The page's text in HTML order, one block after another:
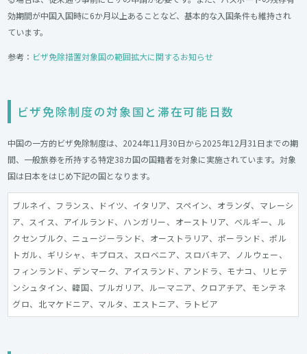
効期間が中国入国時に6か月以上あることなど、基本的な入国条件も維持され
ています。
参考： ビザ免除措置対象国の範囲拡大に関するお知らせ
ビザ免除制度の対象国と滞在可能日数
中国の一方的ビザ免除制度は、2024年11月30日から2025年12月31日までの期
間、一般旅券を所持する特定38カ国の国籍者を対象に実施されています。対象
国は日本をはじめ下記の国となります。
ブルネイ、フランス、ドイツ、イタリア、スペイン、オランダ、マレーシ
ア、スイス、アイルランド、ハンガリー、オーストリア、ベルギー、ル
クセンブルク、ニュージーランド、オーストラリア、ポーランド、ポル
トガル、ギリシャ、キプロス、スロベニア、スロバキア、ノルウェー、
フィンランド、デンマーク、アイスランド、アンドラ、モナコ、リヒテ
ンシュタイン、韓国、ブルガリア、ルーマニア、クロアチア、モンテネ
グロ、北マケドニア、マルタ、エストニア、ラトビア